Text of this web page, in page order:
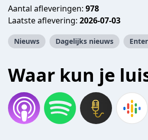
Aantal afleveringen: 978
Laatste aflevering: 2026-07-03
Nieuws Dagelijks nieuws
Waar kun je